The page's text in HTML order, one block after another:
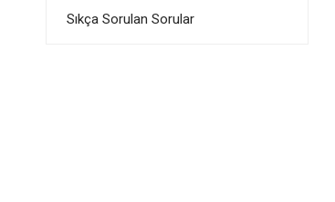
Sıkça Sorulan Sorular